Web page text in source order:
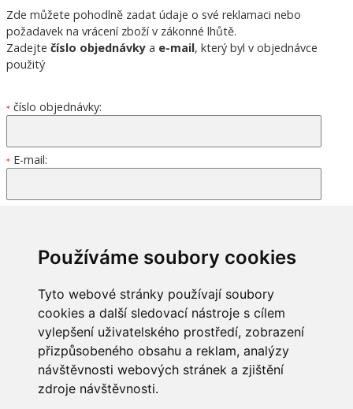
Používáme soubory cookies
Tyto webové stránky používají soubory
cookies a další sledovací nástroje s cílem
vylepšení uživatelského prostředí, zobrazení
přizpůsobeného obsahu a reklam, analýzy
návštěvnosti webových stránek a zjištění
zdroje návštěvnosti.
Zde můžete pohodlně zadat údaje o své reklamaci nebo
požadavek na vrácení zboží v zákonné lhůtě.
Zadejte číslo objednávky a e-mail, který byl v objednávce
použitý
* číslo objednávky:
* E-mail:
INFORMACE
Obchodní podmínky